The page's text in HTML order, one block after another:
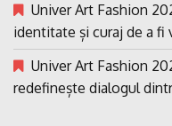
Univer Art Fashion
identitate și curaj de a fi
Univer Art Fashion
redefinește dialogul